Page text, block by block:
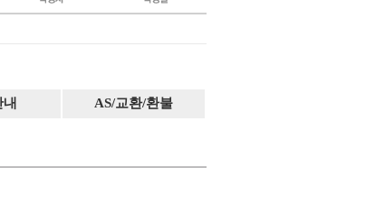
AS/교환/환불